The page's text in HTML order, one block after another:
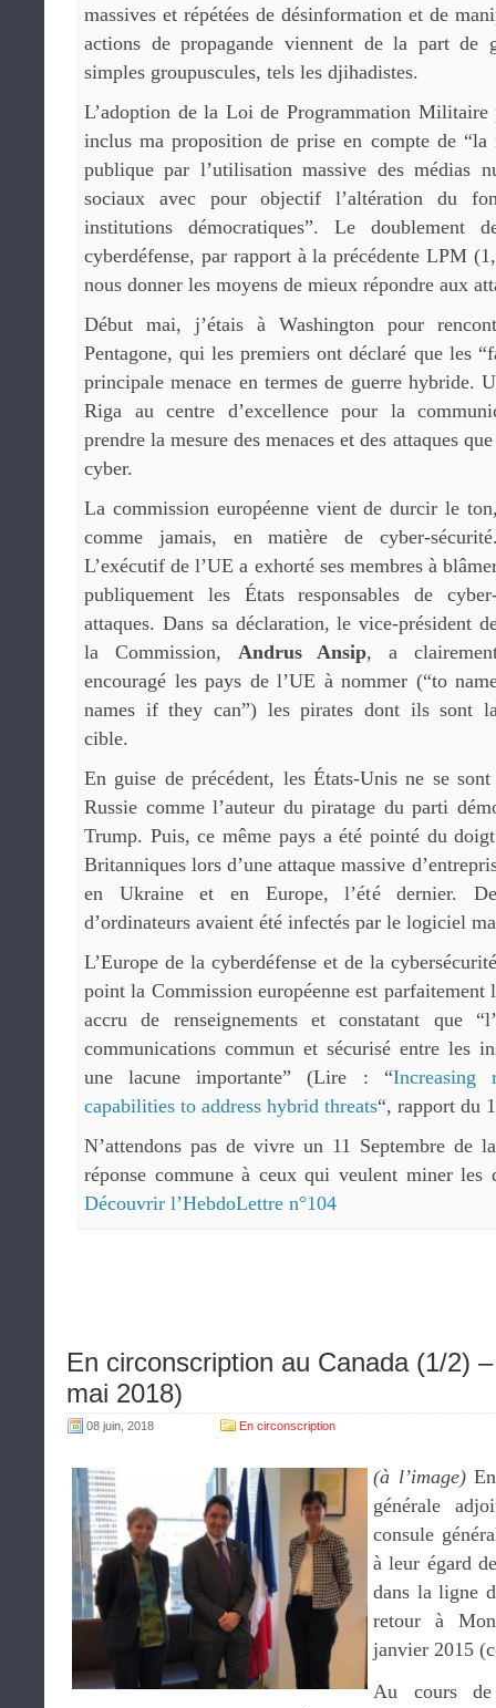
massives et répétées de désinformation et de
actions de propagande viennent de la part de
simples groupuscules, tels les djihadistes.
L’adoption de la Loi de Programmation
inclus ma proposition de prise en compte de “la
publique par l’utilisation massive des médias
sociaux avec pour objectif l’altération du
institutions démocratiques”. Le doublement
cyberdéfense, par rapport à la précédente LPM
nous donner les moyens de mieux répondre aux
Début mai, j’étais à Washington pour
Pentagone, qui les premiers ont déclaré que les
principale menace en termes de guerre hybride.
Riga au centre d’excellence pour la
prendre la mesure des menaces et des attaques
cyber.
La commission européenne vient de durcir le
comme jamais, en matière de cyber-
L’exécutif de l’UE a exhorté ses membres à
publiquement les États responsables de
attaques. Dans sa déclaration, le vice-président
la Commission, Andrus Ansip, a
encouragé les pays de l’UE à nommer (“to
names if they can”) les pirates dont ils sont
cible.
En guise de précédent, les États-Unis ne se
Russie comme l’auteur du piratage du parti
Trump. Puis, ce même pays a été pointé du
Britanniques lors d’une attaque massive
en Ukraine et en Europe, l’été dernier.
d’ordinateurs avaient été infectés par le logiciel
L’Europe de la cyberdéfense et de la
point la Commission européenne est parfaitement
accru de renseignements et constatant que
communications commun et sécurisé entre les
une lacune importante” (Lire : “Increasing
capabilities to address hybrid threats“, rapport du
N’attendons pas de vivre un 11 Septembre de
réponse commune à ceux qui veulent miner les
Découvrir l’HebdoLettre n°104
En circonscription au Canada (1/2)
mai 2018)
08 juin, 2018 En circonscription
(à l’image)
générale
consule
à leur égard
dans la ligne
retour à
janvier 2015 (c
Au cours de